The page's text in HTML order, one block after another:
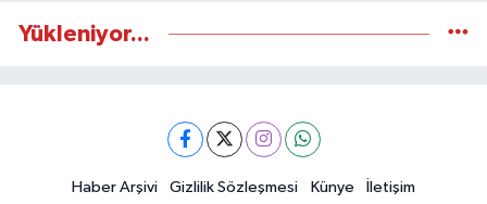
Yükleniyor...
Haber Arşivi Gizlilik Sözleşmesi Künye İletişim